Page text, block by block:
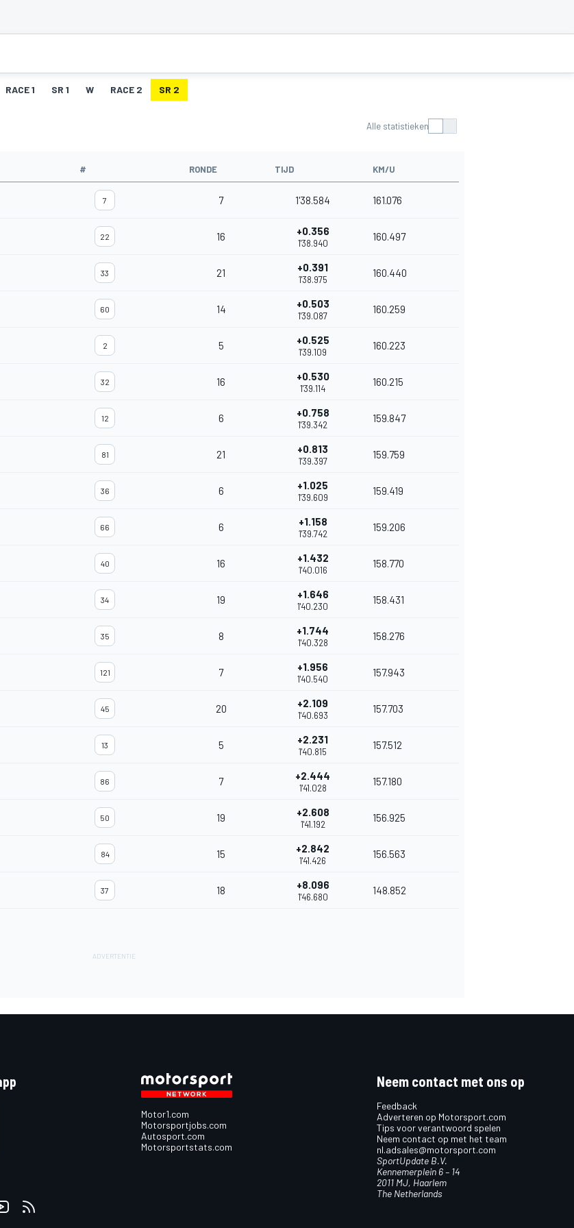
RACE 1 SR 1 W RACE 2 SR 2
Alle statistieken
# RONDE TIJD KM/U
7 7 1'38.584 161.076
22 16 +0.356
1'38.940
160.497
33 21 +0.391
1'38.975
160.440
60 14 +0.503
1'39.087
160.259
2 5 +0.525
1'39.109
160.223
32 16 +0.530
1'39.114
160.215
12 6 +0.758
1'39.342
159.847
81 21 +0.813
1'39.397
159.759
36 6 +1.025
1'39.609
159.419
66 6 +1.158
1'39.742
159.206
40 16 +1.432
1'40.016
158.770
34 19 +1.646
1'40.230
158.431
35 8 +1.744
1'40.328
158.276
121 7 +1.956
1'40.540
157.943
45 20 +2.109
1'40.693
157.703
13 5 +2.231
1'40.815
157.512
86 7 +2.444
1'41.028
157.180
50 19 +2.608
1'41.192
156.925
84 15 +2.842
1'41.426
156.563
37 18 +8.096
1'46.680
148.852
Motor1.com
Motorsportjobs.com
Autosport.com
Motorsportstats.com
Neem contact met ons op
Feedback
Adverteren op Motorsport.com
Tips voor verantwoord spelen
Neem contact op met het team
nl.adsales@motorsport.com
SportUpdate B.V.
Kennemerplein 6 – 14
2011 MJ, Haarlem
The Netherlands